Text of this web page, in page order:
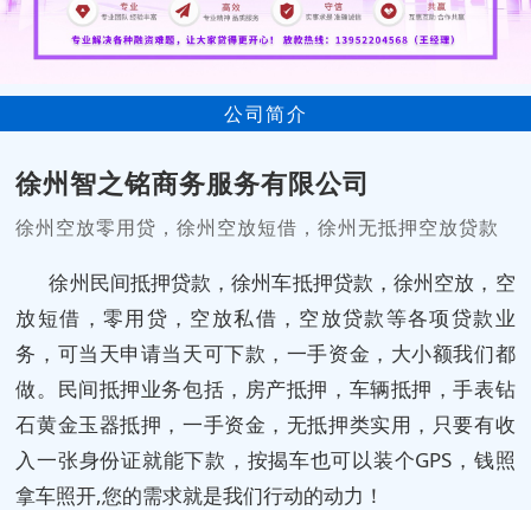
公司简介
徐州智之铭商务服务有限公司
徐州空放零用贷，徐州空放短借，徐州无抵押空放贷款
徐州民间抵押贷款，徐州车抵押贷款，徐州空放，空
放短借，零用贷，空放私借，空放贷款等各项贷款业
务，可当天申请当天可下款，一手资金，大小额我们都
做。民间抵押业务包括，房产抵押，车辆抵押，手表钻
石黄金玉器抵押，一手资金，无抵押类实用，只要有收
入一张身份证就能下款，按揭车也可以装个GPS，钱照
拿车照开,您的需求就是我们行动的动力！